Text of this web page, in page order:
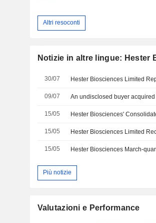
Altri resoconti
Notizie in altre lingue: Hester
30/07
09/07
15/05 Hester Biosciences'
15/05
15/05 Hester Biosciences March-
Più notizie
Valutazioni e Performance